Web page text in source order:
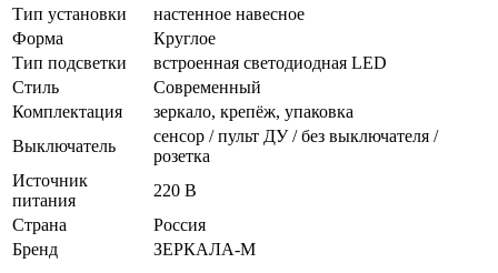
Тип установки
настенное навесное
Форма
Круглое
Тип подсветки
встроенная светодиодная LED
Стиль
Cовременный
Комплектация
зеркало, крепёж, упаковка
Выключатель
сенсор / пульт ДУ / без выключателя /
розетка
Источник
питания
220 В
Страна
Россия
Бренд
ЗЕРКАЛА-М